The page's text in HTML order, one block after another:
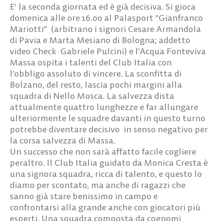
E’ la seconda giornata ed è già decisiva. Si gioca
domenica alle ore 16.00 al Palasport “Gianfranco
Mariotti” (arbitrano i signori Cesare Armandola
di Pavia e Marta Mesiano di Bologna; addetto
video Check Gabriele Pulcini) e l’Acqua Fonteviva
Massa ospita i talenti del Club Italia con
l’obbligo assoluto di vincere. La sconfitta di
Bolzano, del resto, lascia pochi margini alla
squadra di Nello Mosca. La salvezza dista
attualmente quattro lunghezze e far allungare
ulteriormente le squadre davanti in questo turno
potrebbe diventare decisivo in senso negativo per
la corsa salvezza di Massa.
Un successo che non sarà affatto facile cogliere
peraltro. Il Club Italia guidato da Monica Cresta è
una signora squadra, ricca di talento, e questo lo
diamo per scontato, ma anche di ragazzi che
sanno già stare benissimo in campo e
confrontarsi alla grande anche con giocatori più
esperti. Una squadra composta da cognomi